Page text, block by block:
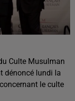
Culte Musulman
dénoncé lundi la
le culte